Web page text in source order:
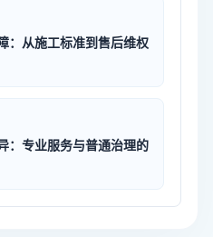
：从施工标准到售后维权
：专业服务与普通治理的